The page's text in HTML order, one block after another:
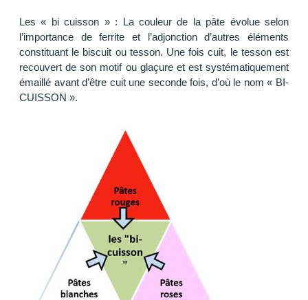
Les « bi cuisson » : La couleur de la pâte évolue selon
l’importance de ferrite et l’adjonction d’autres éléments
constituant le biscuit ou tesson. Une fois cuit, le tesson est
recouvert de son motif ou glaçure et est systématiquement
émaillé avant d’être cuit une seconde fois, d’où le nom « BI-
CUISSON ».